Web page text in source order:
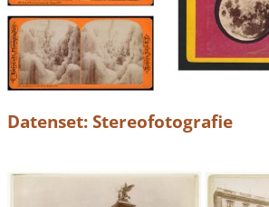
Datenset: Stereofotografie